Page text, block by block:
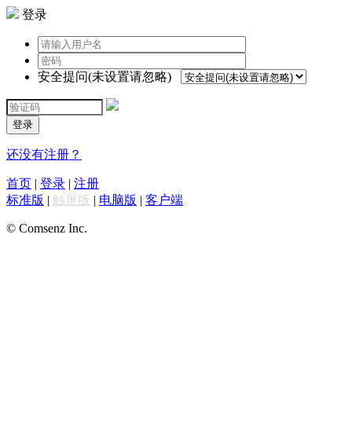
登录
安全提问(未设置请忽略)
登录
还没有注册？
首页 | 登录 | 注册
标准版 | 触屏版 | 电脑版 | 客户端
© Comsenz Inc.